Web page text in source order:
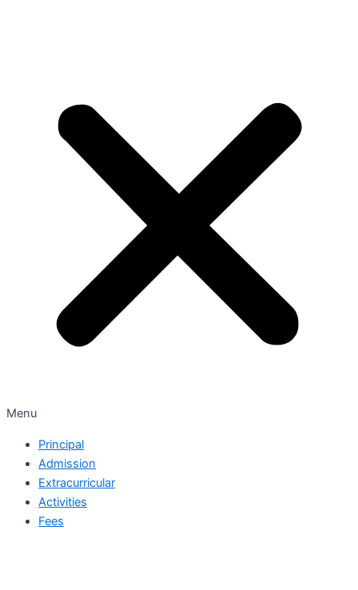
Menu
Principal
Admission
Extracurricular
Activities
Fees